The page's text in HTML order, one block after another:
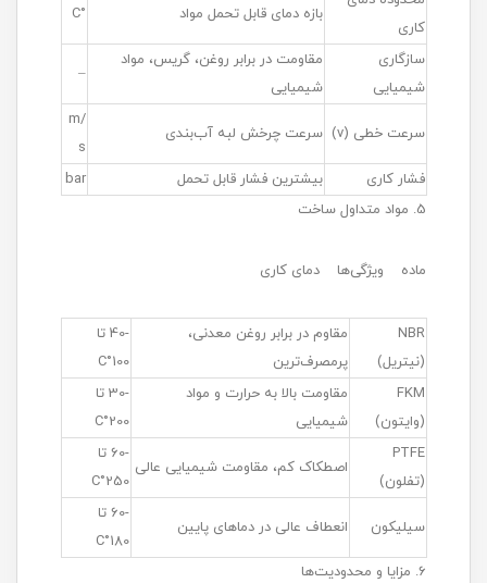
کاری
بازه دمای قابل تحمل مواد °C
سازگاری
شیمیایی
مقاومت در برابر روغن، گریس، مواد
شیمیایی
–
سرعت خطی (v) سرعت چرخش لبه آب‌بندی
m/
s
فشار کاری
بیشترین فشار قابل تحمل
bar
5. مواد متداول ساخت
ماده ویژگی‌ها دمای کاری
NBR
(نیتریل)
مقاوم در برابر روغن معدنی،
پرمصرف‌ترین
-40 تا
100°C
FKM
(وایتون)
مقاومت بالا به حرارت و مواد
شیمیایی
-30 تا
200°C
PTFE
(تفلون)
اصطکاک کم، مقاومت شیمیایی عالی
-60 تا
250°C
سیلیکون انعطاف عالی در دماهای پایین
-60 تا
180°C
6. مزایا و محدودیت‌ها